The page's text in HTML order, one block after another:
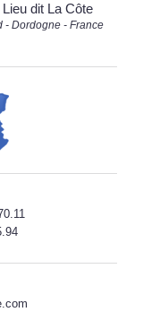
dit La Côte
- Dordogne - France